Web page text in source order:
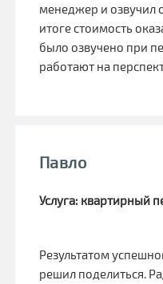
менеджер и озвучил
итоге стоимость
было озвучено при
работают на
Павло
Услуга: квартирный
Результатом
решил поделиться.